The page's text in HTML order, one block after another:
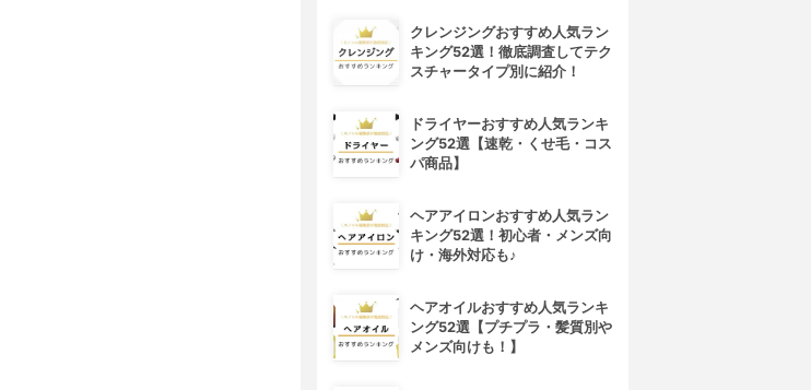
クレンジングおすすめ人気ラン
キング52選！徹底調査してテク
スチャータイプ別に紹介！
ドライヤーおすすめ人気ランキ
ング52選【速乾・くせ毛・コス
パ商品】
ヘアアイロンおすすめ人気ラン
キング52選！初心者・メンズ向
け・海外対応も♪
ヘアオイルおすすめ人気ランキ
ング52選【プチプラ・髪質別や
メンズ向けも！】